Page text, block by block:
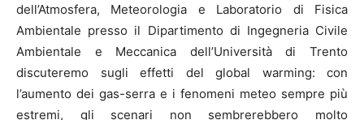
dell’Atmosfera, Meteorologia e Laboratorio di Fisica
Ambientale presso il Dipartimento di Ingegneria Civile
Ambientale e Meccanica dell’Università di Trento
discuteremo sugli effetti del global warming: con
l’aumento dei gas-serra e i fenomeni meteo sempre più
estremi, gli scenari non sembrerebbero molto